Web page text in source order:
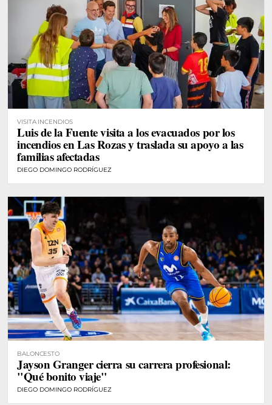
VISITA INCENDIOS
Luis de la Fuente visita a los evacuados por los
incendios en Las Rozas y traslada su apoyo a las
familias afectadas
DIEGO DOMINGO RODRÍGUEZ
BALONCESTO
Jayson Granger cierra su carrera profesional:
"Qué bonito viaje"
DIEGO DOMINGO RODRÍGUEZ